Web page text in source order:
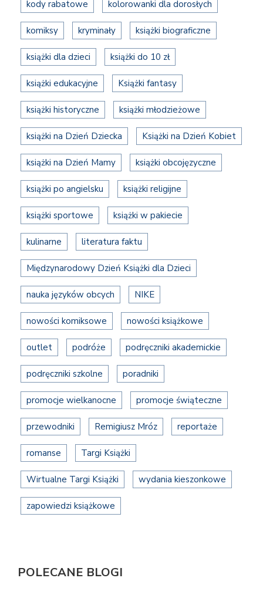
kody rabatowe kolorowanki dla dorosłych
komiksy kryminały książki biograficzne
książki dla dzieci książki do 10 zł
książki edukacyjne Książki fantasy
książki historyczne książki młodzieżowe
książki na Dzień Dziecka Książki na Dzień Kobiet
książki na Dzień Mamy książki obcojęzyczne
książki po angielsku książki religijne
książki sportowe książki w pakiecie
kulinarne literatura faktu
Międzynarodowy Dzień Książki dla Dzieci
nauka języków obcych NIKE
nowości komiksowe nowości książkowe
outlet podróże podręczniki akademickie
podręczniki szkolne poradniki
promocje wielkanocne promocje świąteczne
przewodniki Remigiusz Mróz reportaże
romanse Targi Książki
Wirtualne Targi Książki wydania kieszonkowe
zapowiedzi książkowe
POLECANE BLOGI